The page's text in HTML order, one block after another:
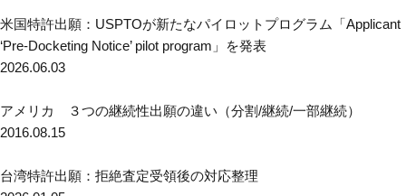
米国特許出願：USPTOが新たなパイロットプログラム「Applicant
‘Pre-Docketing Notice’ pilot program」を発表
2026.06.03
アメリカ ３つの継続性出願の違い（分割/継続/一部継続）
2016.08.15
台湾特許出願：拒絶査定受領後の対応整理